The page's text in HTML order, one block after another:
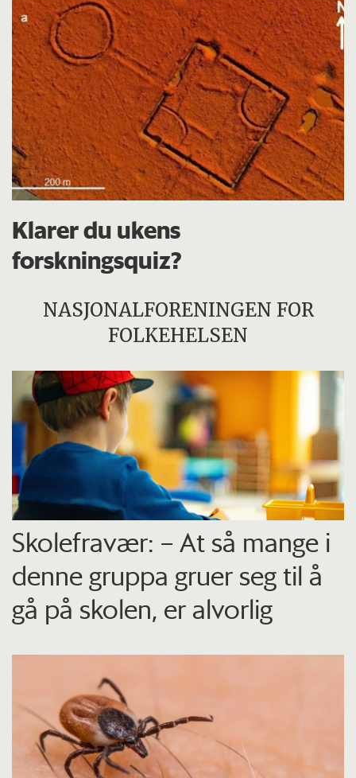
Klarer du ukens
forskningsquiz?
NASJONALFORENINGEN FOR
FOLKEHELSEN
Skolefravær: – At så mange i
denne gruppa gruer seg til å
gå på skolen, er alvorlig